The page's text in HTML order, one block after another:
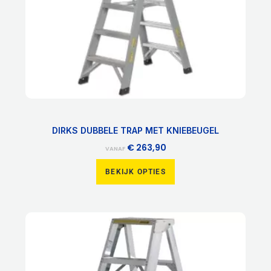
DIRKS DUBBELE TRAP MET KNIEBEUGEL
VANAF €263,90
BEKIJK OPTIES
worden
op
de
productpagina
Dit
product
heeft
meerdere